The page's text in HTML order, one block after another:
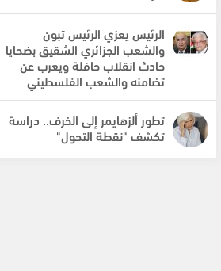
الرئيس يعزي الرئيس تبون
والشعب الجزائري الشقيق بضحايا
حادث انقلاب حافلة ويعرب عن
تضامنه والشعب الفلسطيني
تطور ألزهايمر إلى الخرف.. دراسة
تكشف "نقطة التحول"